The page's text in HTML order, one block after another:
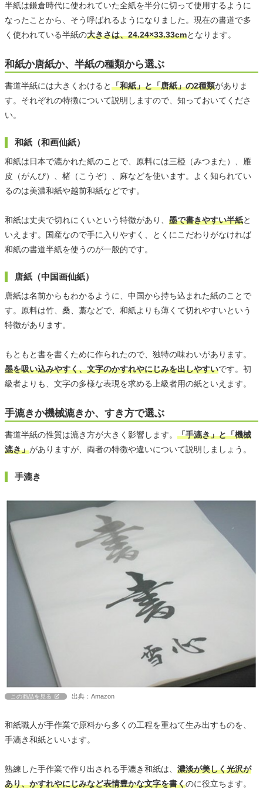
半紙は鎌倉時代に使われていた全紙を半分に切って使用するように
なったことから、そう呼ばれるようになりました。現在の書道で多
く使われている半紙の大きさは、24.24×33.33cmとなります。
和紙か唐紙か、半紙の種類から選ぶ
書道半紙には大きくわけると「和紙」と「唐紙」の2種類がありま
す。それぞれの特徴について説明しますので、知っておいてくださ
い。
和紙（和画仙紙）
和紙は日本で漉かれた紙のことで、原料には三椏（みつまた）、雁
皮（がんぴ）、楮（こうぞ）、麻などを使います。よく知られてい
るのは美濃和紙や越前和紙などです。
和紙は丈夫で切れにくいという特徴があり、 墨で書きやすい半紙と
いえます。国産なので手に入りやすく、とくにこだわりがなければ
和紙の書道半紙を使うのが一般的です。
唐紙（中国画仙紙）
唐紙は名前からもわかるように、中国から持ち込まれた紙のことで
す。原料は竹、桑、藁などで、和紙よりも薄くて切れやすいという
特徴があります。
もともと書を書くために作られたので、独特の味わいがあります。
墨を吸い込みやすく、文字のかすれやにじみを出しやすいです。初
級者よりも、文字の多様な表現を求める上級者用の紙といえます。
手漉きか機械漉きか、すき方で選ぶ
書道半紙の性質は漉き方が大きく影響します。 「手漉き」と「機械
漉き」がありますが、両者の特徴や違いについて説明しましょう。
手漉き
この商品を見る 出典：Amazon
和紙職人が手作業で原料から多くの工程を重ねて生み出すものを、
手漉き和紙といいます。
熟練した手作業で作り出される手漉き和紙は、 濃淡が美しく光沢が
あり、かすれやにじみなど表情豊かな文字を書くのに役立ちます。